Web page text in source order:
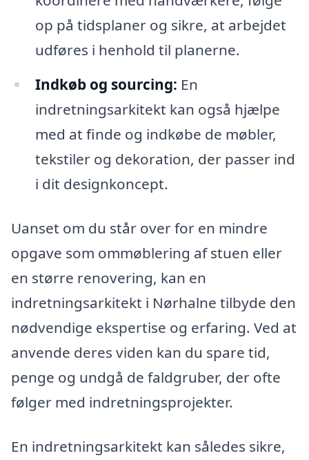
op på tidsplaner og sikre, at arbejdet
udføres i henhold til planerne.
Indkøb og sourcing: En
indretningsarkitekt kan også hjælpe
med at finde og indkøbe de møbler,
tekstiler og dekoration, der passer ind
i dit designkoncept.
Uanset om du står over for en mindre
opgave som ommøblering af stuen eller
en større renovering, kan en
indretningsarkitekt i Nørhalne tilbyde den
nødvendige ekspertise og erfaring. Ved at
anvende deres viden kan du spare tid,
penge og undgå de faldgruber, der ofte
følger med indretningsprojekter.
En indretningsarkitekt kan således sikre,